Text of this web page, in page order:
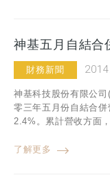
神基五月自結合
財務新聞
神基科技股份有限公
零三年五月份自結合
2.4%。累計營收方面
了解更多